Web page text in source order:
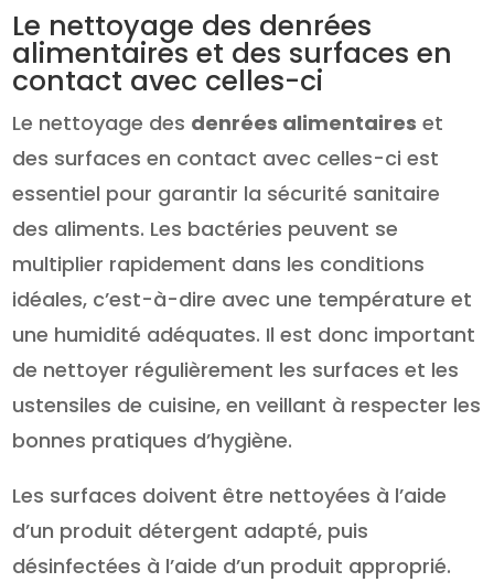
Le nettoyage des denrées
alimentaires et des surfaces en
contact avec celles-ci
Le nettoyage des denrées alimentaires et
des surfaces en contact avec celles-ci est
essentiel pour garantir la sécurité sanitaire
des aliments. Les bactéries peuvent se
multiplier rapidement dans les conditions
idéales, c’est-à-dire avec une température et
une humidité adéquates. Il est donc important
de nettoyer régulièrement les surfaces et les
ustensiles de cuisine, en veillant à respecter les
bonnes pratiques d’hygiène.
Les surfaces doivent être nettoyées à l’aide
d’un produit détergent adapté, puis
désinfectées à l’aide d’un produit approprié.